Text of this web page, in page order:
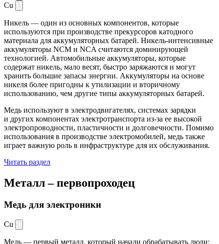
Cu
Никель — один из основных компонентов, которые
используются при производстве прекурсоров катодного
материала для аккумуляторных батарей. Никель-интенсивные
аккумуляторы NCM и NCA считаются доминирующей
технологией. Автомобильные аккумуляторы, которые
содержат никель, мало весят, быстро заряжаются и могут
хранить большие запасы энергии. Аккумуляторы на основе
никеля более пригодны к утилизации и вторичному
использованию, чем другие типы аккумуляторных батарей.
Медь используют в электродвигателях, системах зарядки
и других компонентах электротранспорта из-за ее высокой
электропроводности, пластичности и долговечности. Помимо
использования в производстве электромобилей, медь также
играет важную роль в инфраструктуре для их обслуживания.
Читать раздел
Металл –первопроходец
Медь для электроники
Cu
Медь — первый металл, который начали обрабатывать люди: